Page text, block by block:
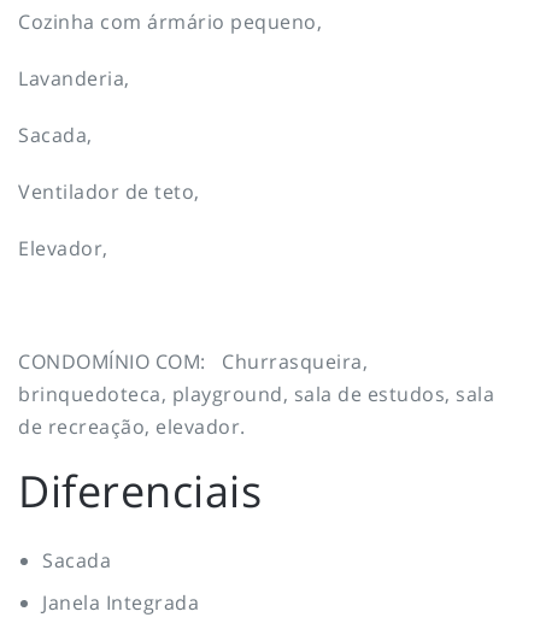
Cozinha com ármário pequeno,
Lavanderia,
Sacada,
Ventilador de teto,
Elevador,
CONDOMÍNIO COM: Churrasqueira,
brinquedoteca, playground, sala de estudos, sala
de recreação, elevador.
Diferenciais
Sacada
Janela Integrada